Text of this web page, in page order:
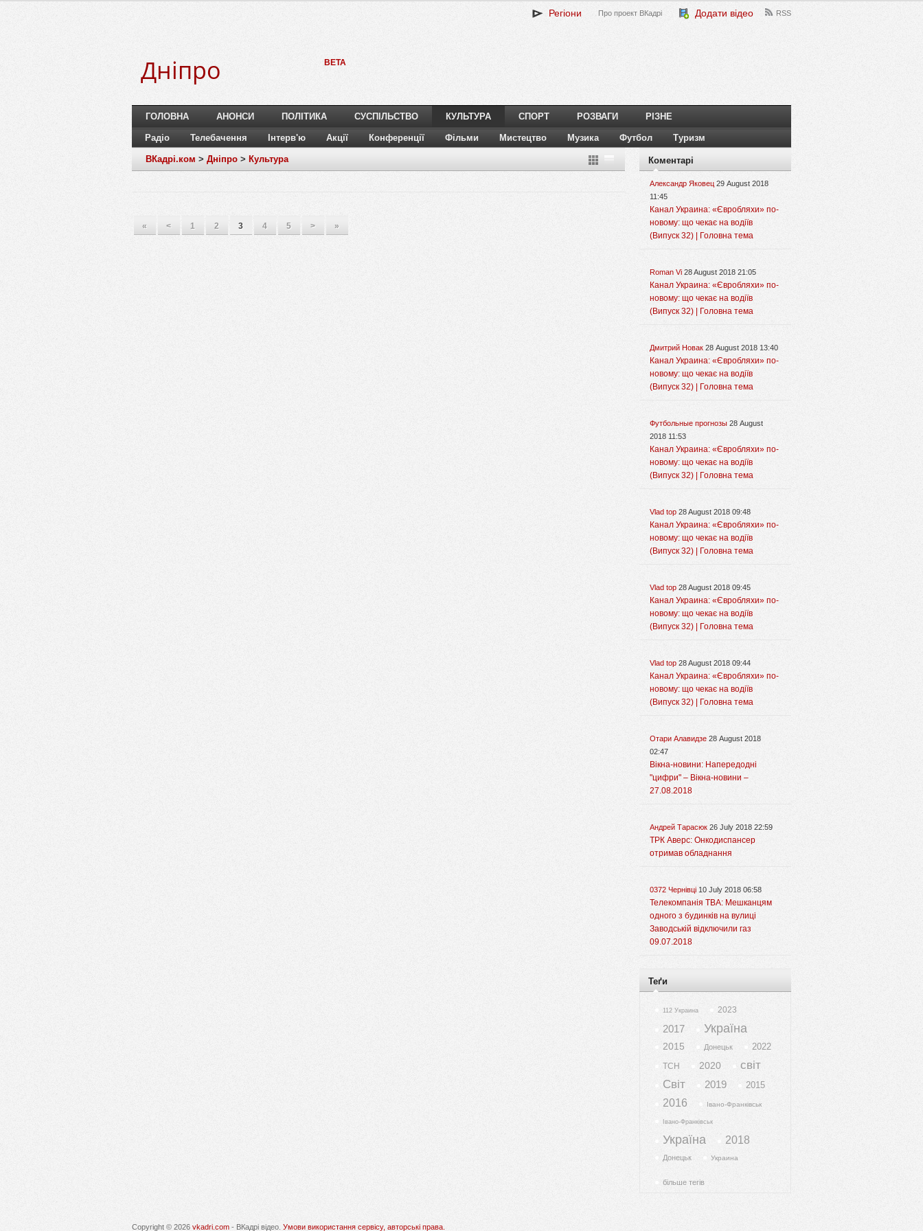
Регіони Про проект ВКадрі Додати відео RSS
Дніпро BETA
ГОЛОВНА АНОНСИ ПОЛІТИКА СУСПІЛЬСТВО КУЛЬТУРА СПОРТ РОЗВАГИ РІЗНЕ
Радіо Телебачення Інтерв'ю Акції Конференції Фільми Мистецтво Музика Футбол Туризм
ВКадрі.ком > Дніпро > Культура
« < 1 2 3 4 5 > »
Коментарі
Александр Яковец 29 August 2018
11:45
Канал Украина: «Євробляхи» по-
новому: що чекає на водіїв
(Випуск 32) | Головна тема
Roman Vi 28 August 2018 21:05
Канал Украина: «Євробляхи» по-
новому: що чекає на водіїв
(Випуск 32) | Головна тема
Дмитрий Новак 28 August 2018 13:40
Канал Украина: «Євробляхи» по-
новому: що чекає на водіїв
(Випуск 32) | Головна тема
Футбольные прогнозы 28 August
2018 11:53
Канал Украина: «Євробляхи» по-
новому: що чекає на водіїв
(Випуск 32) | Головна тема
Vlad top 28 August 2018 09:48
Канал Украина: «Євробляхи» по-
новому: що чекає на водіїв
(Випуск 32) | Головна тема
Vlad top 28 August 2018 09:45
Канал Украина: «Євробляхи» по-
новому: що чекає на водіїв
(Випуск 32) | Головна тема
Vlad top 28 August 2018 09:44
Канал Украина: «Євробляхи» по-
новому: що чекає на водіїв
(Випуск 32) | Головна тема
Отари Алавидзе 28 August 2018
02:47
Вікна-новини: Напередодні
"цифри" – Вікна-новини –
27.08.2018
Андрей Тарасюк 26 July 2018 22:59
ТРК Аверс: Онкодиспансер
отримав обладнання
0372 Чернівці 10 July 2018 06:58
Телекомпанія ТВА: Мешканцям
одного з будинків на вулиці
Заводській відключили газ
09.07.2018
Теґи
112 Украина 2023
2017 Україна
2015 Донецьк 2022
ТСН 2020
світ
Світ
2019 2015
2016 Івано-Франківськ
Івано-Франківськ
Україна 2018
Донецьк Украина
більше тегів
Copyright © 2026 vkadri.com - ВКадрі відео. Умови використання сервісу, авторські права.